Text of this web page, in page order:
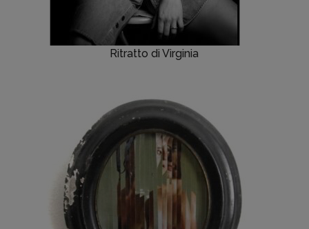
Ritratto di Virginia